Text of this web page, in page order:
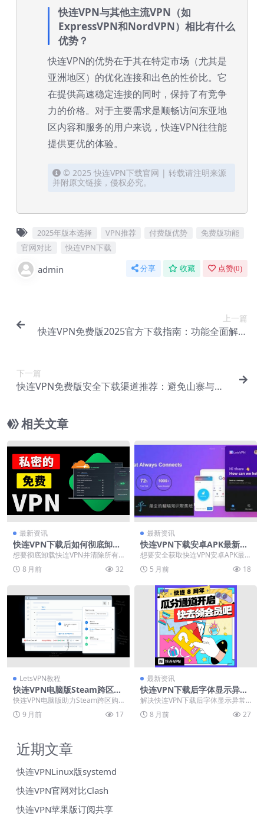
快连VPN与其他主流VPN（如
ExpressVPN和NordVPN）相比有什么
优势？
快连VPN的优势在于其在特定市场（尤其是
亚洲地区）的优化连接和出色的性价比。它
在提供高速稳定连接的同时，保持了有竞争
力的价格。对于主要需求是顺畅访问东亚地
区内容和服务的用户来说，快连VPN往往能
提供更优的体验。
© 2025 快连VPN下载官网 | 转载请注明来源
并附原文链接，侵权必究。
2025年版本选择 VPN推荐 付费版优势
免费版功能
官网对比
快连VPN下载
admin 分享 收藏 点赞(0)
上一篇
快连VPN免费版2025官方下载指南：功能全面解析
下一篇
快连VPN免费版安全下载渠道推荐：避免山寨与恶
相关文章
最新资讯
快连VPN下载后如何彻底卸
载？残留文件清理工具推荐
想要彻底卸载快连VPN并清除所有
残留文件？仅靠常规的拖拽删除或
系统卸载是远远不够...
8 月前 32
最新资讯
快连VPN下载安卓APK最新版
本安全获取完整指南
想要安全获取快连VPN安卓APK最
新版本？本指南提供从官方可信渠
道下载的完整步骤...
5 月前 18
LetsVPN教程
快连VPN电脑版Steam跨区买
游戏
快连VPN电脑版助力Steam跨区购
买游戏，提供稳定连接与全球低价
区节点，安全切...
9 月前 17
最新资讯
快连VPN下载后字体显示异
常？界面乱码修复与语言包
解决快连VPN下载后字体显示异常
与界面乱码问题。本文提供多种有
效修复方案，包括调...
8 月前 27
近期文章
快连VPNLinux版systemd
快连VPN官网对比Clash
快连VPN苹果版订阅共享